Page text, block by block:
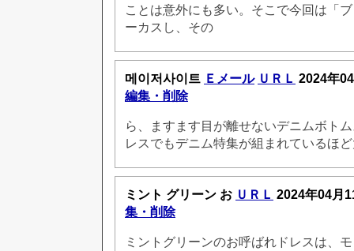
ことは意外にも多い。そこで今回は「
ーカスし、その
메이저사이트 Ｅメール ＵＲＬ 2024年
編集・削除
ら、ますます目が離せないデニムボト
レスでもデニム特集が組まれているほ
ミント グリーン お ＵＲＬ 2024年04月
集・削除
ミントグリーンのお呼ばれドレスは、